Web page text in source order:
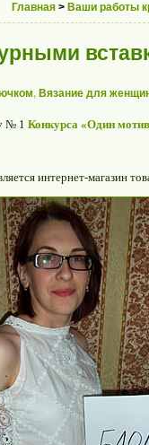
Главная > Ваши работы
, Вязание для
№ 1 Конкурса «Один
интернет-магазин